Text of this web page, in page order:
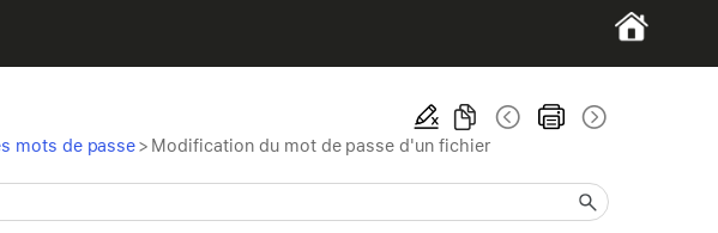
mots de passe> Modification du mot de passe d'un fichier